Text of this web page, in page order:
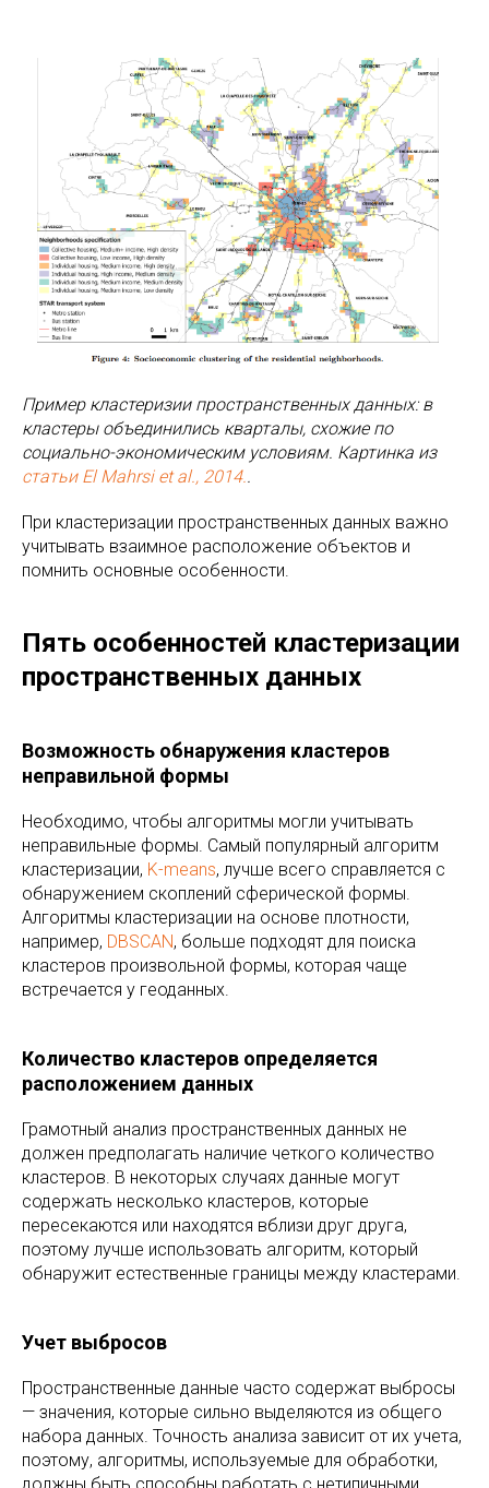
Пример кластеризии пространственных данных: в
кластеры объединились кварталы, схожие по
социально-экономическим условиям. Картинка из
статьи El Mahrsi et al., 2014..
При кластеризации пространственных данных важно
учитывать взаимное расположение объектов и
помнить основные особенности.
Пять особенностей кластеризации
пространственных данных
Возможность обнаружения кластеров
неправильной формы
Необходимо, чтобы алгоритмы могли учитывать
неправильные формы. Самый популярный алгоритм
кластеризации, K-means, лучше всего справляется с
обнаружением скоплений сферической формы.
Алгоритмы кластеризации на основе плотности,
например, DBSCAN, больше подходят для поиска
кластеров произвольной формы, которая чаще
встречается у геоданных.
Количество кластеров определяется
расположением данных
Грамотный анализ пространственных данных не
должен предполагать наличие четкого количество
кластеров. В некоторых случаях данные могут
содержать несколько кластеров, которые
пересекаются или находятся вблизи друг друга,
поэтому лучше использовать алгоритм, который
обнаружит естественные границы между кластерами.
Учет выбросов
Пространственные данные часто содержат выбросы
— значения, которые сильно выделяются из общего
набора данных. Точность анализа зависит от их учета,
поэтому, алгоритмы, используемые для обработки,